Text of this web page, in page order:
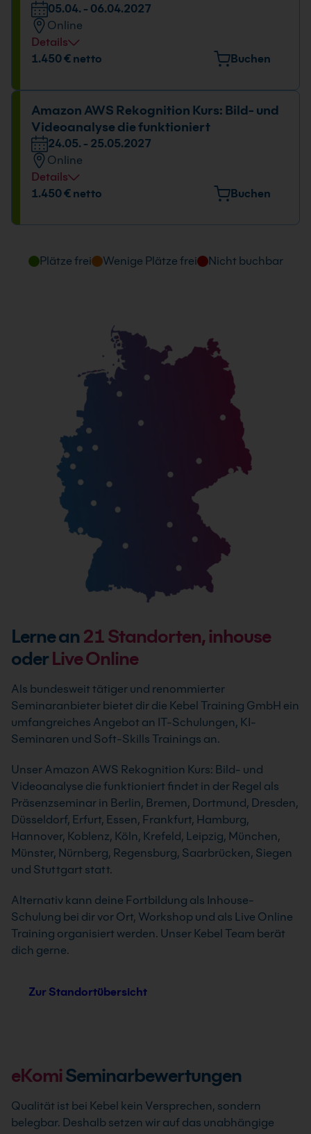
05.04. - 06.04.2027
Online
Details
1.450 € netto
Buchen
Amazon AWS Rekognition Kurs: Bild- und
Videoanalyse die funktioniert
24.05. - 25.05.2027
Online
Details
1.450 € netto
Buchen
Plätze frei Wenige Plätze frei Nicht buchbar
Lerne an 21Standorten, inhouse
oderLive Online
Als bundesweit tätiger und renommierter
Seminaranbieter bietet dir die Kebel Training GmbH ein
umfangreiches Angebot an IT-Schulungen, KI-
Seminaren und Soft-Skills Trainings an.
Unser Amazon AWS Rekognition Kurs: Bild- und
Videoanalyse die funktioniert findet in der Regel als
Präsenzseminar in Berlin, Bremen, Dortmund, Dresden,
Düsseldorf, Erfurt, Essen, Frankfurt, Hamburg,
Hannover, Koblenz, Köln, Krefeld, Leipzig, München,
Münster, Nürnberg, Regensburg, Saarbrücken, Siegen
und Stuttgart statt.
Alternativ kann deine Fortbildung als Inhouse-
Schulung bei dir vor Ort, Workshop und als Live Online
Training organisiert werden. Unser Kebel Team berät
dich gerne.
Zur Standortübersicht
eKomiSeminarbewertungen
Qualität ist bei Kebel kein Versprechen, sondern
belegbar. Deshalb setzen wir auf das unabhängige